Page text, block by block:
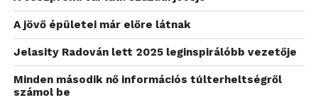
szolgáltatásokat és élményeket teremtsünk, amikre
az emberek igazán vágynak és amelyeket
értékelnek.
„2019-ben azok a
A jövő épületei már előre látnak
Jelasity Radován lett 2025 leginspirálóbb vezetője
Minden második nő információs túlterheltségről
számol be